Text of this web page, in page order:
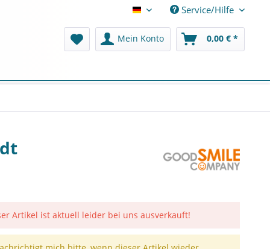
Deutsch Service/Hilfe
Mein Konto 0,00 € *
Artikel ist aktuell leider bei uns ausverkauft!